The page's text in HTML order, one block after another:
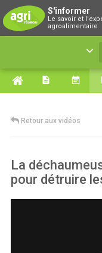
S'informer
Le savoir et
agroalimentaire
Le savoir et
Retour aux vidéos
La
pour détruire